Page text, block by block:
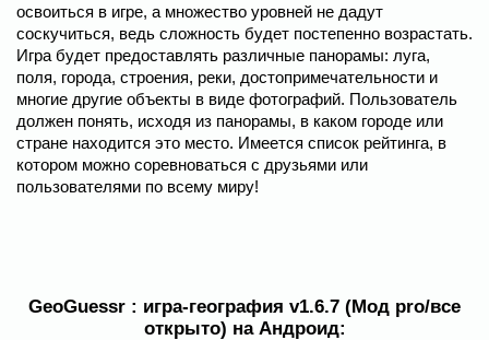
освоиться в игре, а множество уровней не дадут
соскучиться, ведь сложность будет постепенно возрастать.
Игра будет предоставлять различные панорамы: луга,
поля, города, строения, реки, достопримечательности и
многие другие объекты в виде фотографий. Пользователь
должен понять, исходя из панорамы, в каком городе или
стране находится это место. Имеется список рейтинга, в
котором можно соревноваться с друзьями или
пользователями по всему миру!
GeoGuessr : игра-география v1.6.7 (Мод pro/все
открыто) на Андроид: